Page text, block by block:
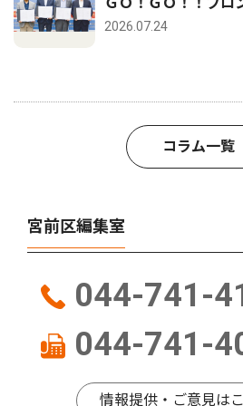
2026.07.24
コラム一覧
宮前区編集室
044-741-
044-741-
情報提供・ご意見は